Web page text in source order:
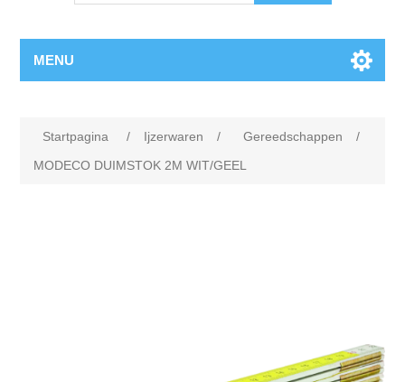
MENU
Startpagina / Ijzerwaren / Gereedschappen
/
MODECO DUIMSTOK 2M WIT/GEEL